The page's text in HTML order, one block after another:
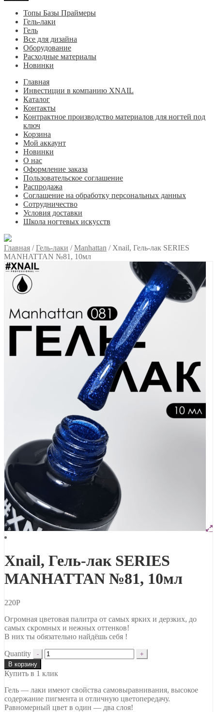
Топы Базы Праймеры
Гель-лаки
Гель
Все для дизайна
Оборудование
Расходные материалы
Новинки
Главная
Инвестиции в компанию XNAIL
Каталог
Контакты
Контрактное производство материалов для ногтей под
ключ
Корзина
Мой аккаунт
Новинки
О нас
Оформление заказа
Пользовательское соглашение
Распродажа
Соглашение на обработку персональных данных
Сотрудничество
Условия доставки
Школа ногтевых искусств
Главная /Гель-лаки /Manhattan / Xnail, Гель-лак SERIES
MANHATTAN №81, 10мл
Xnail, Гель-лак SERIES
MANHATTAN №81, 10мл
220Р
Огромная цветовая палитра от самых ярких и дерзких, до
самых скромных и нежных оттенков!
В них ты обязательно найдёшь себя !
Quantity
В корзину
Купить в 1 клик
Гель — лаки имеют свойства самовыравнивания, высокое
содержание пигмента и отличную цветопередачу.
Равномерный цвет в один — два слоя!